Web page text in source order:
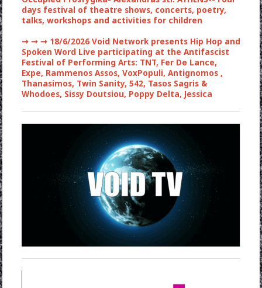
days festival of theatre shows, concerts, poetry,
talks, workshops and activities for children
➞ ➞ ➞18/6/2026 Void Network presents Hip Hop and
Spoken Word Live participating at the Antifascist
Festival of Performing Arts: TNT, Fer De Lance,
Expe, Rammenos Assos, VoxPopuli, Antignomos ,
Thanasimos, Twin Sanity, 542, Tasos Sagris &
Whodoes, Sissy Doutsiou, Poppy Delta, Jessica